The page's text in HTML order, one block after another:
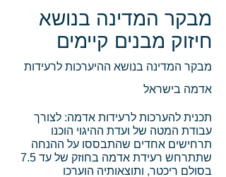
מבקר המדינה בנושא
חיזוק מבנים קיימים
מבקר המדינה בנושא ההיערכות לרעידות
אדמה בישראל
תכנית להערכות לרעידות אדמה: לצורך
עבודת המטה של ועדת ההיגוי הוכנו
תרחישים אחדים שהתבססו על ההנחה
שתתרחש רעידת אדמה בחוזק של עד 7.5
בסולם ריכטר, ותוצאותיה הוערכו